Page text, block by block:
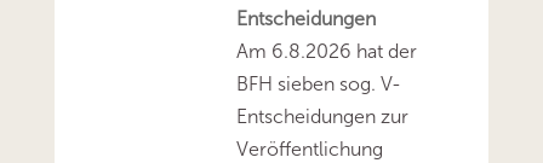
Entscheidungen
Am 6.8.2026 hat der
BFH sieben sog. V-
Entscheidungen zur
Veröffentlichung